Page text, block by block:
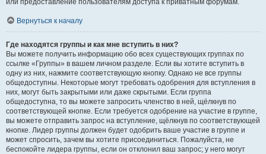
или предоставление пользователям доступа к приватным форумам.
Вернуться к началу
Где находятся группы и как мне вступить в них?
Вы можете получить информацию обо всех существующих группах по
ссылке «Группы» в вашем личном разделе. Если вы хотите вступить в
одну из них, нажмите соответствующую кнопку. Однако не все группы
общедоступны. Некоторые могут требовать одобрения для вступления в
них, могут быть закрытыми или даже скрытыми. Если группа
общедоступна, то вы можете запросить членство в ней, щёлкнув по
соответствующей кнопке. Если требуется одобрение на участие в группе,
вы можете отправить запрос на вступление, щёлкнув по соответствующей
кнопке. Лидер группы должен будет одобрить ваше участие в группе и
может спросить, зачем вы хотите присоединиться. Пожалуйста, не
беспокойте лидера группы, если он отклонил ваш запрос; у него могут